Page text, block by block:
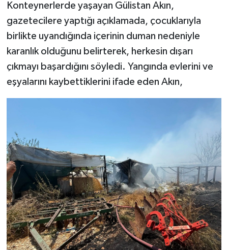
Konteynerlerde yaşayan Gülistan Akın,
gazetecilere yaptığı açıklamada, çocuklarıyla
birlikte uyandığında içerinin duman nedeniyle
karanlık olduğunu belirterek, herkesin dışarı
çıkmayı başardığını söyledi. Yangında evlerini ve
eşyalarını kaybettiklerini ifade eden Akın,